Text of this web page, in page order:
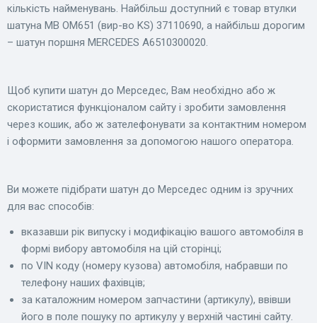
кількість найменувань. Найбільш доступний є товар втулки
шатуна MB OM651 (вир-во KS) 37110690, а найбільш дорогим
– шатун поршня MERCEDES A6510300020.
Щоб купити шатун до Мерседес, Вам необхідно або ж
скористатися функціоналом сайту і зробити замовлення
через кошик, або ж зателефонувати за контактним номером
і оформити замовлення за допомогою нашого оператора.
Ви можете підібрати шатун до Мерседес одним із зручних
для вас способів:
вказавши рік випуску і модифікацію вашого автомобіля в
формі вибору автомобіля на цій сторінці;
по VIN коду (номеру кузова) автомобіля, набравши по
телефону наших фахівців;
за каталожним номером запчастини (артикулу), ввівши
його в поле пошуку по артикулу у верхній частині сайту.